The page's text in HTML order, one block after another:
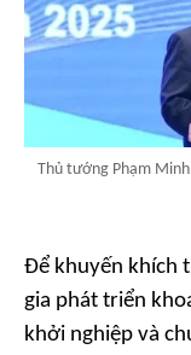
Thủ tướng Phạm
Để khuyến khích
gia phát triển
khởi nghiệp và